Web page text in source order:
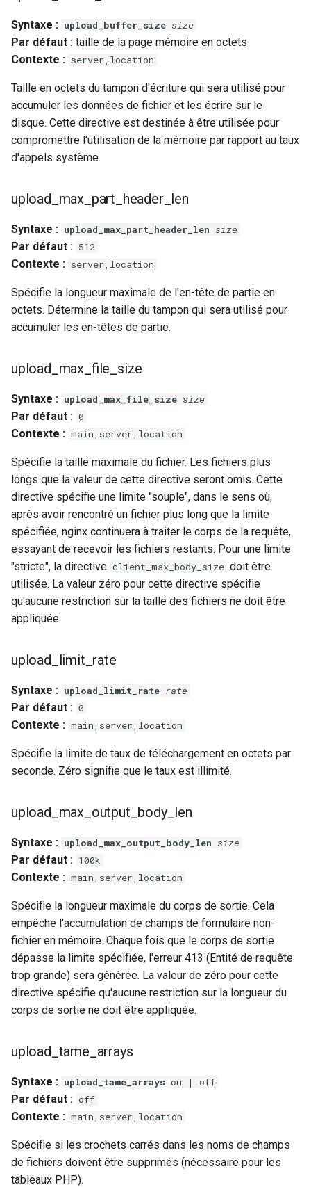
Syntaxe : upload_buffer_size size
Par défaut : taille de la page mémoire en octets
Contexte : server,location
Taille en octets du tampon d'écriture qui sera utilisé pour
accumuler les données de fichier et les écrire sur le
disque. Cette directive est destinée à être utilisée pour
compromettre l'utilisation de la mémoire par rapport au taux
d'appels système.
upload_max_part_header_len
Syntaxe : upload_max_part_header_len size
Par défaut : 512
Contexte : server,location
Spécifie la longueur maximale de l'en-tête de partie en
octets. Détermine la taille du tampon qui sera utilisé pour
accumuler les en-têtes de partie.
upload_max_file_size
Syntaxe : upload_max_file_size size
Par défaut : 0
Contexte : main,server,location
Spécifie la taille maximale du fichier. Les fichiers plus
longs que la valeur de cette directive seront omis. Cette
directive spécifie une limite "souple", dans le sens où,
après avoir rencontré un fichier plus long que la limite
spécifiée, nginx continuera à traiter le corps de la requête,
essayant de recevoir les fichiers restants. Pour une limite
"stricte", la directive client_max_body_size doit être
utilisée. La valeur zéro pour cette directive spécifie
qu'aucune restriction sur la taille des fichiers ne doit être
appliquée.
upload_limit_rate
Syntaxe : upload_limit_rate rate
Par défaut : 0
Contexte : main,server,location
Spécifie la limite de taux de téléchargement en octets par
seconde. Zéro signifie que le taux est illimité.
upload_max_output_body_len
Syntaxe : upload_max_output_body_len size
Par défaut : 100k
Contexte : main,server,location
Spécifie la longueur maximale du corps de sortie. Cela
empêche l'accumulation de champs de formulaire non-
fichier en mémoire. Chaque fois que le corps de sortie
dépasse la limite spécifiée, l'erreur 413 (Entité de requête
trop grande) sera générée. La valeur de zéro pour cette
directive spécifie qu'aucune restriction sur la longueur du
corps de sortie ne doit être appliquée.
upload_tame_arrays
Syntaxe : upload_tame_arrays on | off
Par défaut : off
Contexte : main,server,location
Spécifie si les crochets carrés dans les noms de champs
de fichiers doivent être supprimés (nécessaire pour les
tableaux PHP).